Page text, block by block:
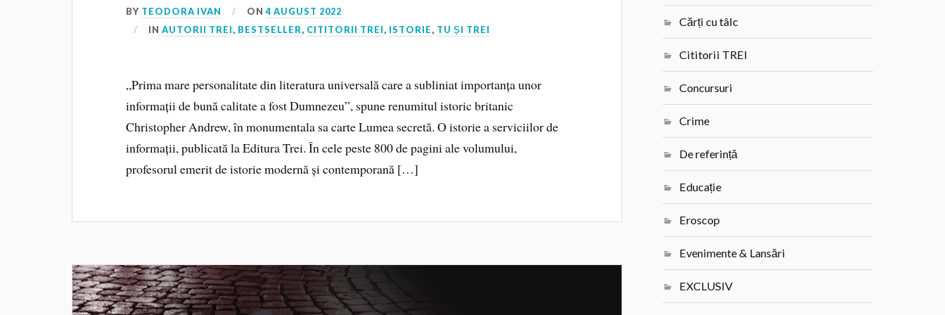
BY TEODORA IVAN ON4 AUGUST 2022
INAUTORII TREI, BESTSELLER, CITITORII TREI, ISTORIE, TU ȘI TREI
„Prima mare personalitate din literatura universală care a subliniat importanța unor
informații de bună calitate a fost Dumnezeu”, spune renumitul istoric britanic
Christopher Andrew, în monumentala sa carte Lumea secretă. O istorie a serviciilor de
informații, publicată la Editura Trei. În cele peste 800 de pagini ale volumului,
profesorul emerit de istorie modernă și contemporană […]
Cărți cu tâlc
Cititorii TREI
Concursuri
Crime
De referință
Educație
Eroscop
Evenimente & Lansări
EXCLUSIV